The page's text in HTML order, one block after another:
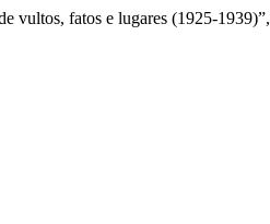
fatos e lugares (1925-1939)”,